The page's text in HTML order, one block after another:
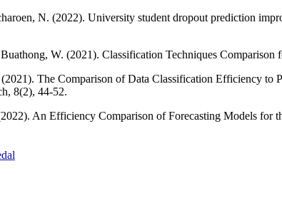
N. (2022). University student dropout prediction
W. (2021). Classification Techniques
(2021). The Comparison of Data Classification Efficiency
8(2), 44-52.
An Efficiency Comparison of Forecasting Models